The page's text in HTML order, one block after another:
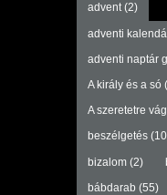
advent(2)
adventi
adventi naptár
A király és a só
A szeretetre
beszélgetés
bizalom(2)
bábdarab (55)